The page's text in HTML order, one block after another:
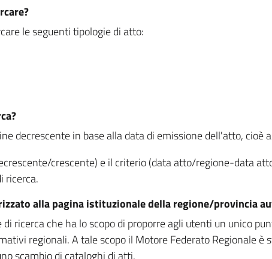
le seguenti tipologie di atto:
decrescente in base alla data di emissione dell'atto, cioè
crescente) e il criterio (data atto/regione-data
ricerca.
alla pagina istituzionale della regione/provincia
ricerca che ha lo scopo di proporre agli utenti un unico
regionali. A tale scopo il Motore Federato Regionale
scambio di cataloghi di atti.